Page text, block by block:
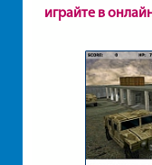
играйте в